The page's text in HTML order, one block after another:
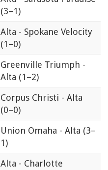
(3–1)
Alta - Spokane Velocity
(1–0)
Greenville Triumph -
Alta (1–2)
Corpus Christi - Alta
(0–0)
Union Omaha - Alta (3–
1)
Alta - Charlotte